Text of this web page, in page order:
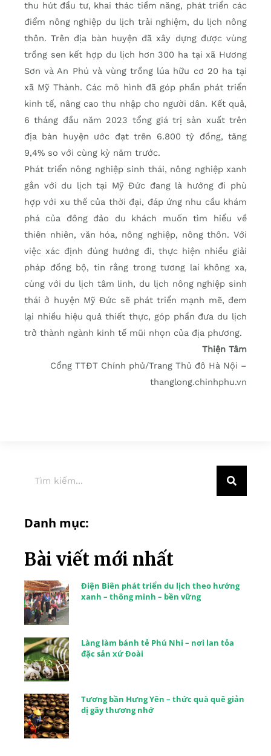
thu hút đầu tư, khai thác tiềm năng, phát triển các
điểm nông nghiệp du lịch trải nghiệm, du lịch nông
thôn. Trên địa bàn huyện đã xây dựng được vùng
trồng sen kết hợp du lịch hơn 300 ha tại xã Hương
Sơn và An Phú và vùng trồng lúa hữu cơ 20 ha tại
xã Mỹ Thành. Các mô hình đã góp phần phát triển
kinh tế, nâng cao thu nhập cho người dân. Kết quả,
6 tháng đầu năm 2023 tổng giá trị sản xuất trên
địa bàn huyện ước đạt trên 6.800 tỷ đồng, tăng
9,4% so với cùng kỳ năm trước.
Phát triển nông nghiệp sinh thái, nông nghiệp xanh
gắn với du lịch tại Mỹ Đức đang là hướng đi phù
hợp với xu thế của thời đại, đáp ứng nhu cầu khám
phá của đông đảo du khách muốn tìm hiểu về
thiên nhiên, văn hóa, nông nghiệp, nông thôn. Với
việc xác định đúng hướng đi, thực hiện nhiều giải
pháp đồng bộ, tin rằng trong tương lai không xa,
cùng với du lịch tâm linh, du lịch nông nghiệp sinh
thái ở huyện Mỹ Đức sẽ phát triển mạnh mẽ, đem
lại nhiều hiệu quả thiết thực, góp phần đưa du lịch
trở thành ngành kinh tế mũi nhọn của địa phương.
Thiện Tâm
Cổng TTĐT Chính phủ/Trang Thủ đô Hà Nội –
thanglong.chinhphu.vn
Danh mục:
Bài viết mới nhất
Điện Biên phát triển du lịch theo hướng
xanh – thông minh – bền vững
Làng làm bánh tẻ Phú Nhi – nơi lan tỏa
đặc sản xứ Đoài
Tương bần Hưng Yên – thức quà quê giản
dị gây thương nhớ